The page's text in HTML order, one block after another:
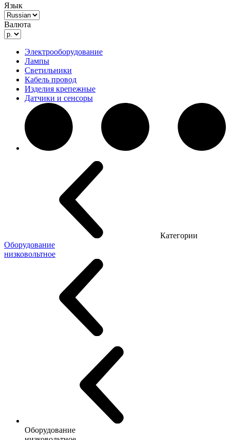
Язык
Валюта
Электрооборудование
Лампы
Светильники
Кабель провод
Изделия крепежные
Датчики и сенсоры
Категории
Оборудование
низковольтное
Оборудование